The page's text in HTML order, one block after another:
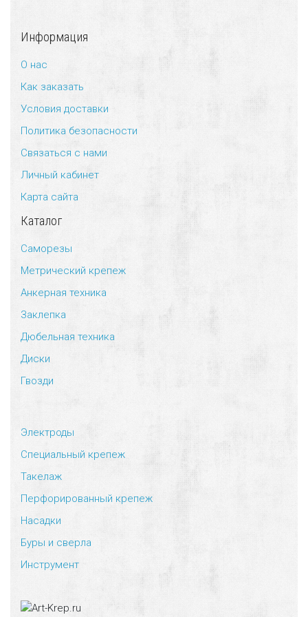
Информация
О нас
Как заказать
Условия доставки
Политика безопасности
Связаться с нами
Личный кабинет
Карта сайта
Каталог
Саморезы
Метрический крепеж
Анкерная техника
Заклепка
Дюбельная техника
Диски
Гвозди
Электроды
Специальный крепеж
Такелаж
Перфорированный крепеж
Насадки
Буры и сверла
Инструмент